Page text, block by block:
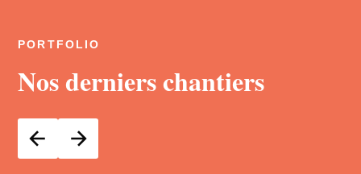
PORTFOLIO
Nos derniers chantiers